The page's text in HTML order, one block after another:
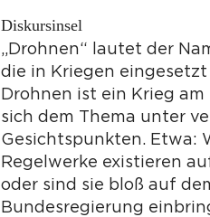
Diskursinsel
„Drohnen“ lautet der
die in Kriegen
Drohnen ist ein Krieg
sich dem Thema unter
Gesichtspunkten. Etwa:
Regelwerke existieren
oder sind sie bloß auf
Bundesregierung